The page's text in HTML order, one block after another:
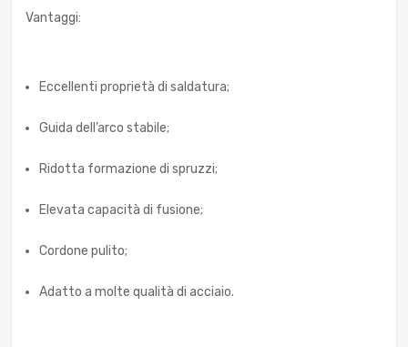
Vantaggi:
Eccellenti proprietà di saldatura;
Guida dell’arco stabile;
Ridotta formazione di spruzzi;
Elevata capacità di fusione;
Cordone pulito;
Adatto a molte qualità di acciaio.